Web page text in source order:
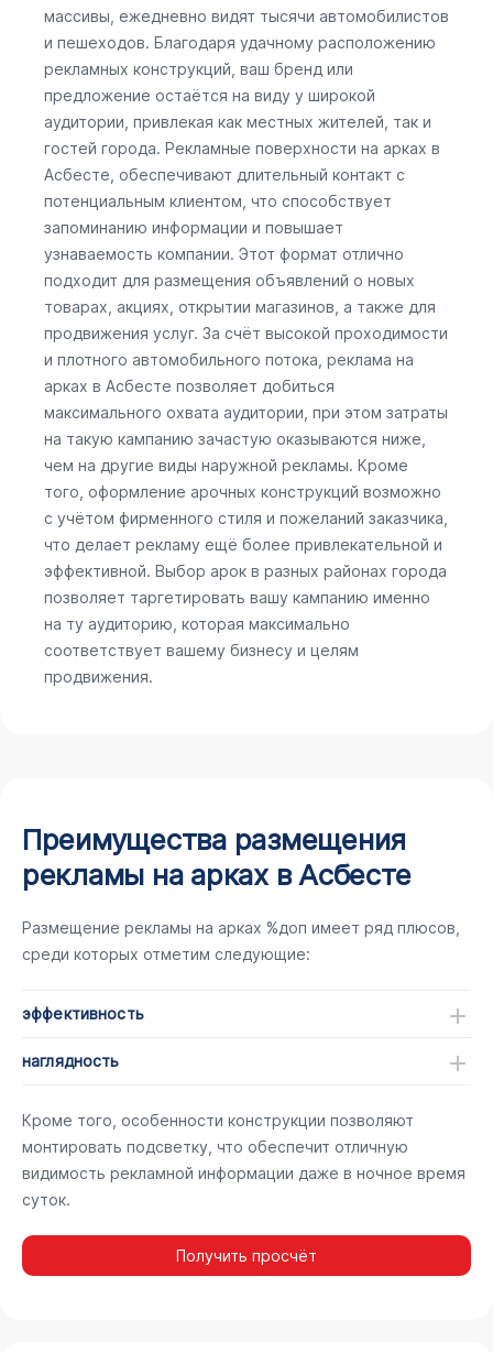
массивы, ежедневно видят тысячи автомобилистов
и пешеходов. Благодаря удачному расположению
рекламных конструкций, ваш бренд или
предложение остаётся на виду у широкой
аудитории, привлекая как местных жителей, так и
гостей города. Рекламные поверхности на арках в
Асбесте, обеспечивают длительный контакт с
потенциальным клиентом, что способствует
запоминанию информации и повышает
узнаваемость компании. Этот формат отлично
подходит для размещения объявлений о новых
товарах, акциях, открытии магазинов, а также для
продвижения услуг. За счёт высокой проходимости
и плотного автомобильного потока, реклама на
арках в Асбесте позволяет добиться
максимального охвата аудитории, при этом затраты
на такую кампанию зачастую оказываются ниже,
чем на другие виды наружной рекламы. Кроме
того, оформление арочных конструкций возможно
с учётом фирменного стиля и пожеланий заказчика,
что делает рекламу ещё более привлекательной и
эффективной. Выбор арок в разных районах города
позволяет таргетировать вашу кампанию именно
на ту аудиторию, которая максимально
соответствует вашему бизнесу и целям
продвижения.
Преимущества размещения
рекламы на арках в Асбесте
Размещение рекламы на арках %доп имеет ряд плюсов,
среди которых отметим следующие:
эффективность
наглядность
Кроме того, особенности конструкции позволяют
монтировать подсветку, что обеспечит отличную
видимость рекламной информации даже в ночное время
суток.
Получить просчёт